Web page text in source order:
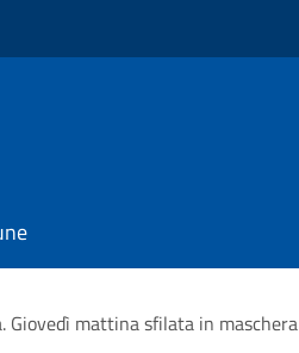
Giovedì mattina sfilata in